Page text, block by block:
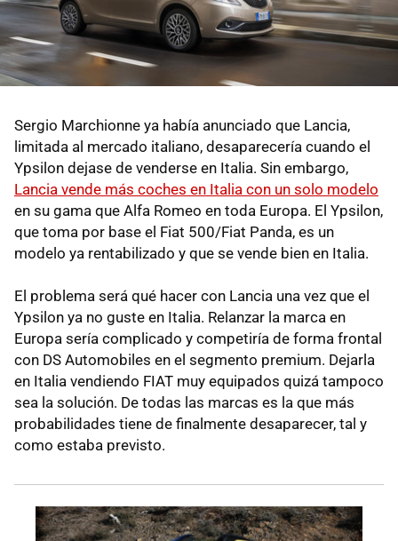
Sergio Marchionne ya había anunciado que Lancia,
limitada al mercado italiano, desaparecería cuando el
Ypsilon dejase de venderse en Italia. Sin embargo,
Lancia vende más coches en Italia con un solo modelo
en su gama que Alfa Romeo en toda Europa. El Ypsilon,
que toma por base el Fiat 500/Fiat Panda, es un
modelo ya rentabilizado y que se vende bien en Italia.
El problema será qué hacer con Lancia una vez que el
Ypsilon ya no guste en Italia. Relanzar la marca en
Europa sería complicado y competiría de forma frontal
con DS Automobiles en el segmento premium. Dejarla
en Italia vendiendo FIAT muy equipados quizá tampoco
sea la solución. De todas las marcas es la que más
probabilidades tiene de finalmente desaparecer, tal y
como estaba previsto.